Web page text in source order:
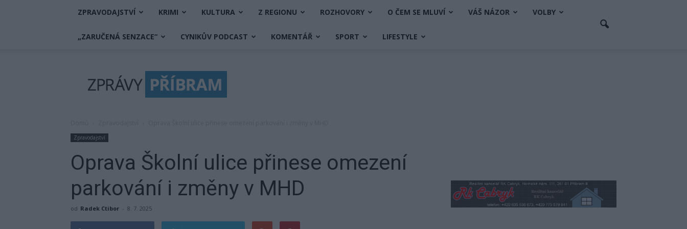
ZPRAVODAJSTVÍ KRIMI KULTURA Z REGIONU ROZHOVORY O ČEM SE MLUVÍ VÁŠ NÁZOR VOLBY
„ZARUČENÁ SENZACE“ CYNIKŮV PODCAST KOMENTÁŘ SPORT LIFESTYLE
Příbram
Zpravodajství
Oprava Školní ulice přinese omezení
parkování i změny v MHD
od Radek Ctibor - 8. 7. 2025